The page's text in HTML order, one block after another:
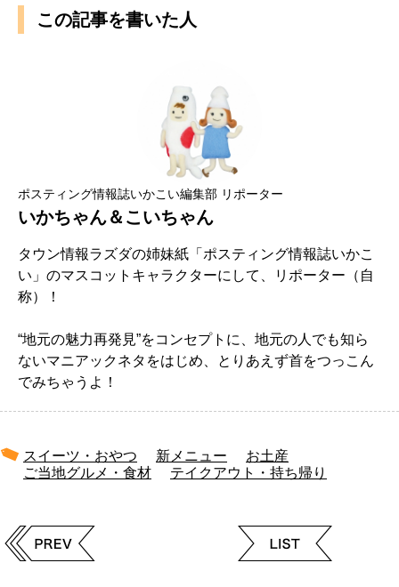
この記事を書いた人
ポスティング情報誌いかこい編集部 リポーター
いかちゃん＆こいちゃん
タウン情報ラズダの姉妹紙「ポスティング情報誌いかこ
い」のマスコットキャラクターにして、リポーター（自
称）！
“地元の魅力再発見”をコンセプトに、地元の人でも知ら
ないマニアックネタをはじめ、とりあえず首をつっこん
でみちゃうよ！
スイーツ・おやつ 新メニュー
お土産
ご当地グルメ・食材
テイクアウト・持ち帰り